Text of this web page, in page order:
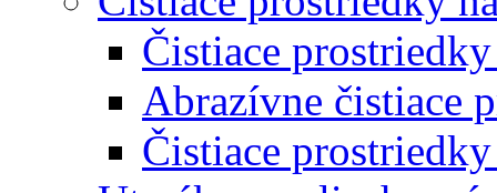
Čistiace
Abrazívne čistiace
Čistiace